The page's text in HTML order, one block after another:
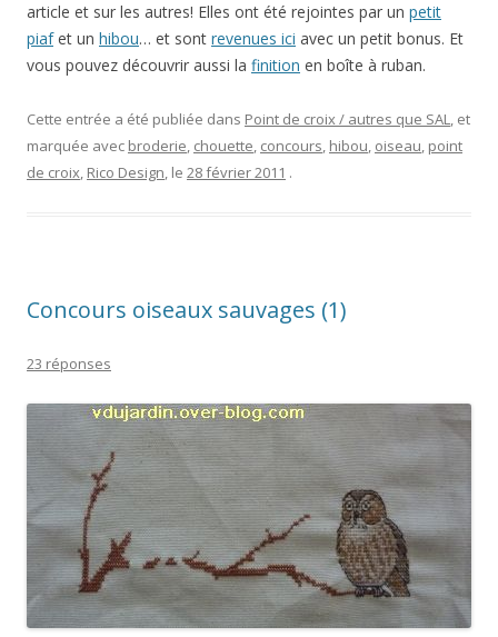
article et sur les autres! Elles ont été rejointes par un petit
piafet un hibou… et sont revenues ici avec un petit bonus. Et
vous pouvez découvrir aussi la finition en boîte à ruban.
Cette entrée a été publiée dans Point de croix / autres que SAL, et
marquée avec broderie, chouette, concours, hibou, oiseau, point
de croix, Rico Design, le 28 février 2011 .
Concours oiseaux sauvages (1)
23 réponses